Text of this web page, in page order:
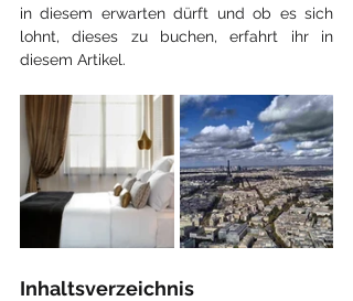
in diesem erwarten dürft und ob es sich
lohnt, dieses zu buchen, erfahrt ihr in
diesem Artikel.
Inhaltsverzeichnis